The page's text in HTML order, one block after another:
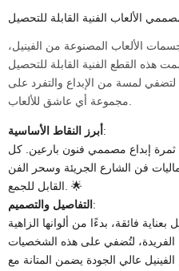
الألعاب الفنية القابلة للتحصيل
الألعاب المصنوعة من الفينيل،
هذه القطع الفنية القابلة للتحصيل
لمسة من الإبداع والتفرد على
أبرز النقاط الأساسية ​:
إبداع مصممي فنون بارعين. كل
فن الشارع الجريئة وسحر الفن
القابل للجمع. 🌟
التفاصيل والتصميم ​:
فائقة، بدءًا من ألوانها الزاهية
الفريدة، لتُضفي على هذه الشخصيات
عالي الجودة يضمن المتانة مع